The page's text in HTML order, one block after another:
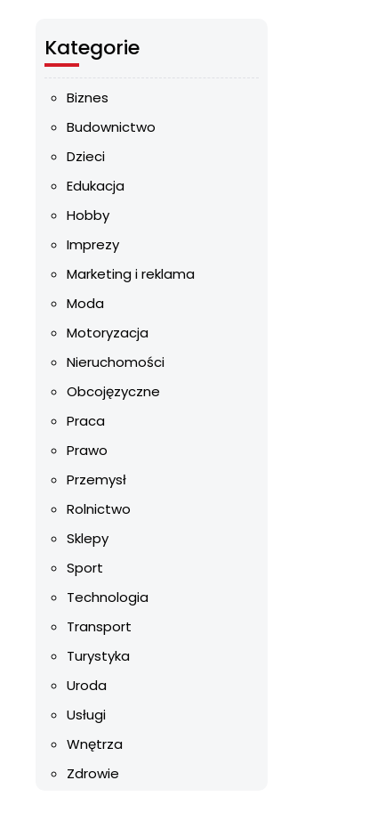
Kategorie
Biznes
Budownictwo
Dzieci
Edukacja
Hobby
Imprezy
Marketing i reklama
Moda
Motoryzacja
Nieruchomości
Obcojęzyczne
Praca
Prawo
Przemysł
Rolnictwo
Sklepy
Sport
Technologia
Transport
Turystyka
Uroda
Usługi
Wnętrza
Zdrowie